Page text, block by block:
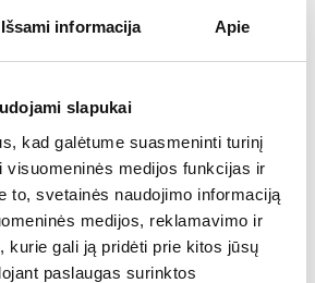
Išsami informacija Apie
slapukai
kad galėtume suasmeninti turinį
visuomeninės medijos funkcijas ir
to, svetainės naudojimo informaciją
medijos, reklamavimo ir
kurie gali ją pridėti prie kitos jūsų
paslaugas surinktos
kPa
≥80 kPa
ĮSISAVINIMAS
STORIS
EXTRA
mm
GAISRO REAKCIJOS
KLASĖ
E klasė